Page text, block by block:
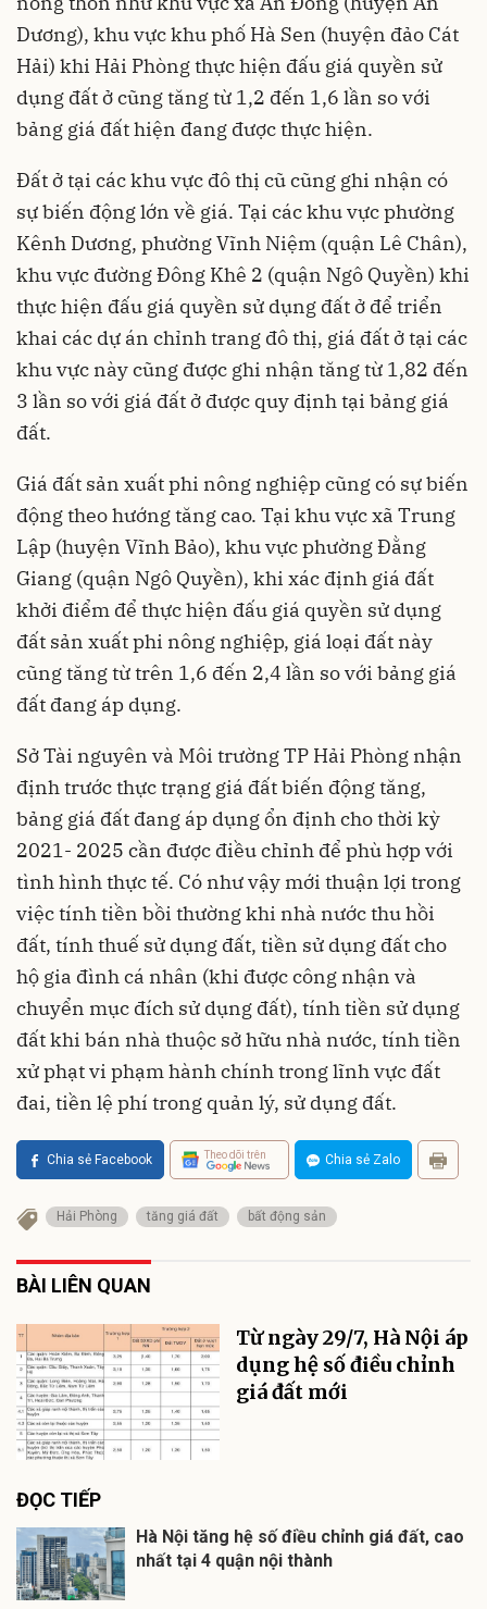
Dương), khu vực khu phố Hà Sen (huyện đảo Cát
Hải) khi Hải Phòng thực hiện đấu giá quyền sử
dụng đất ở cũng tăng từ 1,2 đến 1,6 lần so với
bảng giá đất hiện đang được thực hiện.
Đất ở tại các khu vực đô thị cũ cũng ghi nhận có
sự biến động lớn về giá. Tại các khu vực phường
Kênh Dương, phường Vĩnh Niệm (quận Lê Chân),
khu vực đường Đông Khê 2 (quận Ngô Quyền) khi
thực hiện đấu giá quyền sử dụng đất ở để triển
khai các dự án chỉnh trang đô thị, giá đất ở tại các
khu vực này cũng được ghi nhận tăng từ 1,82 đến
3 lần so với giá đất ở được quy định tại bảng giá
đất.
Giá đất sản xuất phi nông nghiệp cũng có sự biến
động theo hướng tăng cao. Tại khu vực xã Trung
Lập (huyện Vĩnh Bảo), khu vực phường Đằng
Giang (quận Ngô Quyền), khi xác định giá đất
khởi điểm để thực hiện đấu giá quyền sử dụng
đất sản xuất phi nông nghiệp, giá loại đất này
cũng tăng từ trên 1,6 đến 2,4 lần so với bảng giá
đất đang áp dụng.
Sở Tài nguyên và Môi trường TP Hải Phòng nhận
định trước thực trạng giá đất biến động tăng,
bảng giá đất đang áp dụng ổn định cho thời kỳ
2021- 2025 cần được điều chỉnh để phù hợp với
tình hình thực tế. Có như vậy mới thuận lợi trong
việc tính tiền bồi thường khi nhà nước thu hồi
đất, tính thuế sử dụng đất, tiền sử dụng đất cho
hộ gia đình cá nhân (khi được công nhận và
chuyển mục đích sử dụng đất), tính tiền sử dụng
đất khi bán nhà thuộc sở hữu nhà nước, tính tiền
xử phạt vi phạm hành chính trong lĩnh vực đất
đai, tiền lệ phí trong quản lý, sử dụng đất.
Chia sẻ Facebook Theo dõi trên Chia sẻ Zalo
Hải Phòng tăng giá đất bất động sản
BÀI LIÊN QUAN
Từ ngày 29/7, Hà Nội áp
dụng hệ số điều chỉnh
giá đất mới
ĐỌC TIẾP
Hà Nội tăng hệ số điều chỉnh giá đất, cao
nhất tại 4 quận nội thành